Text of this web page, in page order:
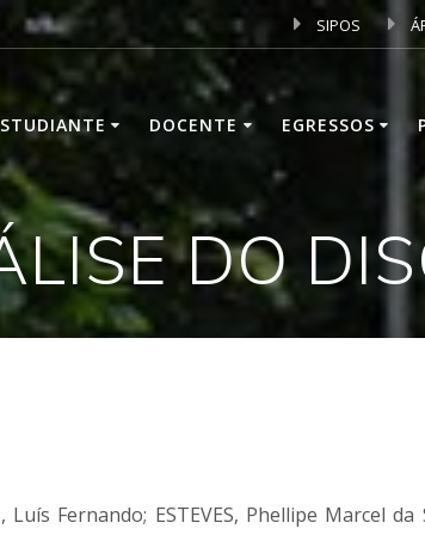
SIPOS
DOCENTE EGRESSOS
DO
Fernando; ESTEVES, Phellipe Marcel